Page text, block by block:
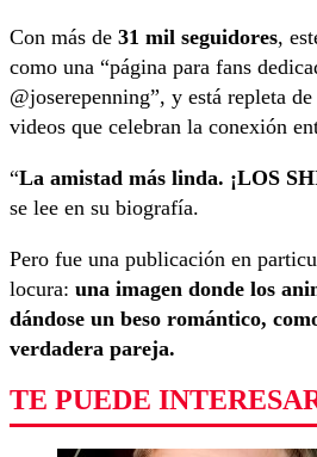
Con más de 31 mil seguidores,
como una “página para fans
@joserepenning”, y está repleta
videos que celebran la conexión
“La amistad más linda. ¡LOS
se lee en su biografía.
Pero fue una publicación en
locura: una imagen donde los
dándose un beso romántico,
verdadera pareja.
TE PUEDE